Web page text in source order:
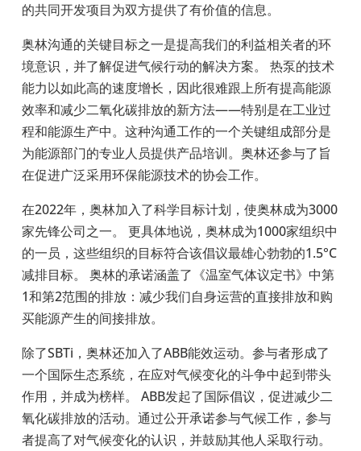
的共同开发项目为双方提供了有价值的信息。
奥林沟通的关键目标之一是提高我们的利益相关者的环
境意识，并了解促进气候行动的解决方案。 热泵的技术
能力以如此高的速度增长，因此很难跟上所有提高能源
效率和减少二氧化碳排放的新方法——特别是在工业过
程和能源生产中。这种沟通工作的一个关键组成部分是
为能源部门的专业人员提供产品培训。奥林还参与了旨
在促进广泛采用环保能源技术的协会工作。
在2022年，奥林加入了科学目标计划，使奥林成为3000
家先锋公司之一。 更具体地说，奥林成为1000家组织中
的一员，这些组织的目标符合该倡议最雄心勃勃的1.5°C
减排目标。 奥林的承诺涵盖了《温室气体议定书》中第
1和第2范围的排放：减少我们自身运营的直接排放和购
买能源产生的间接排放。
除了SBTi ，奥林还加入了ABB能效运动。参与者形成了
一个国际生态系统，在应对气候变化的斗争中起到带头
作用，并成为榜样。
ABB发起了国际倡议，促进减少二
氧化碳排放的活动。通过公开承诺参与气候工作，参与
者提高了对气候变化的认识，并鼓励其他人采取行动。